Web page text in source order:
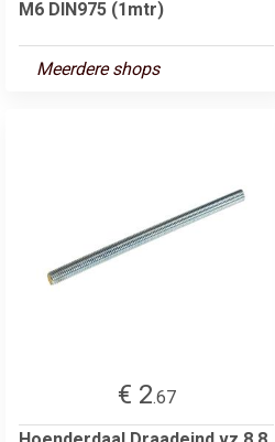
M6 DIN975 (1mtr)
Meerdere shops
€ 2.67